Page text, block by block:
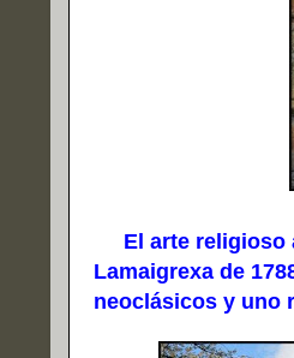
El arte religioso
Lamaigrexa de
neoclásicos y uno